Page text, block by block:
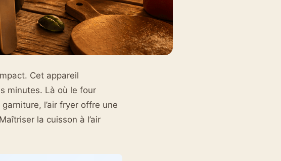
Cet appareil
minutes. Là où le four
l’air fryer offre une
la cuisson à l’air